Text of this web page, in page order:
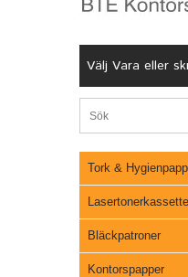
Välj Vara eller
Tork &
Bläckpatroner
Kontorspapper